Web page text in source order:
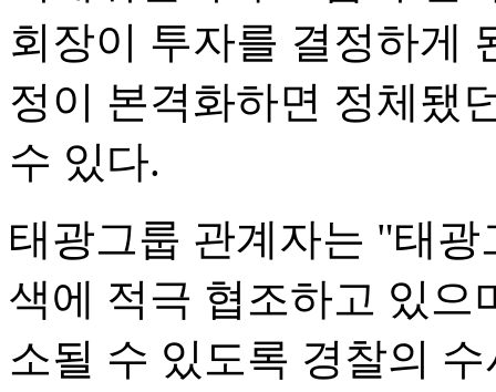
회장이 투자를 결정하게
정이 본격화하면 정체됐
수 있다.
태광그룹 관계자는 "태
색에 적극 협조하고 있으
소될 수 있도록 경찰의